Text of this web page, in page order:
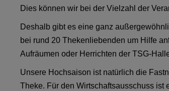
Dies können wir bei der Vielzahl der
Deshalb gibt es eine ganz
bei rund 20 Thekenliebenden um Hilfe
Aufräumen oder Herrichten der TSG-
Unsere Hochsaison ist natürlich die
Theke. Für den Wirtschaftsausschuss ist